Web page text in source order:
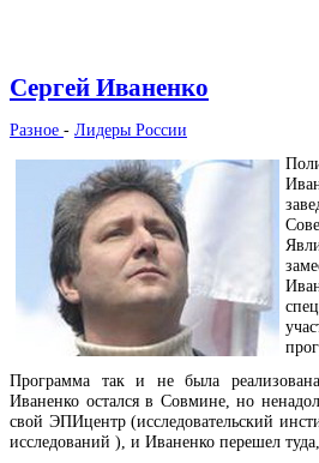
Сергей Иваненко
Разное - Лидеры России
Программа так и не была
Иваненко остался в Совмине, но
свой ЭПИцентр (исследовательский
исследований ), и Иваненко перешел